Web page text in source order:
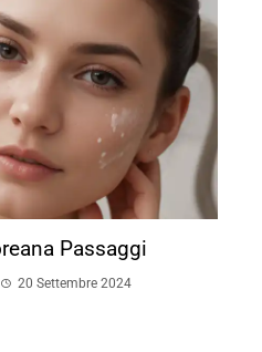
Passaggi
20 Settembre 2024